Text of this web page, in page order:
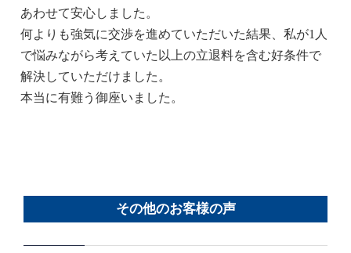
あわせて安心しました。
何よりも強気に交渉を進めていただいた結果、私が1人
で悩みながら考えていた以上の立退料を含む好条件で
解決していただけました。
本当に有難う御座いました。
その他のお客様の声